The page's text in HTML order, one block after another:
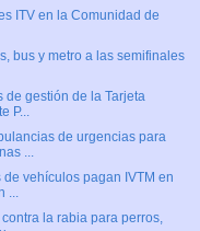
ITV en la Comunidad de
bus y metro a las semifinales
de gestión de la Tarjeta
P...
de urgencias para
...
de vehículos pagan IVTM en
...
la rabia para perros,